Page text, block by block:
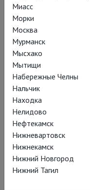
Миасс
Морки
Москва
Мурманск
Мысхако
Мытищи
Набережные Челны
Нальчик
Находка
Нелидово
Нефтекамск
Нижневартовск
Нижнекамск
Нижний Новгород
Нижний Тагил